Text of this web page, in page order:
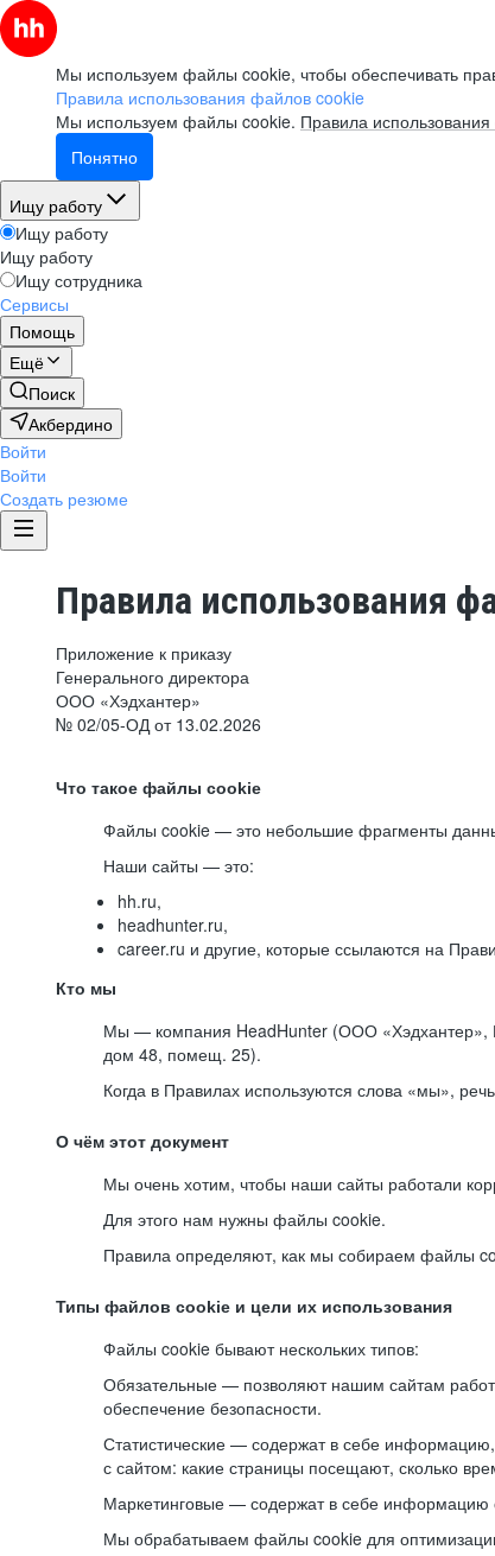
Мы используем файлы cookie, чтобы обеспечивать
Правила использования файлов cookie
Мы используем файлы cookie. Правила
Понятно
Ищу работу
Ищу работу
Ищу работу
Ищу сотрудника
Сервисы
Помощь
Ещё
Поиск
Акбердино
Войти
Войти
Создать резюме
Правила использования
Приложение к приказу
Генерального директора
ООО «Хэдхантер»
№ 02/05-ОД от 13.02.2026
Что такое файлы cookie
Файлы cookie — это небольшие фрагменты
Наши сайты — это:
hh.ru,
headhunter.ru,
career.ru и другие, которые ссылаются на
Кто мы
Мы — компания HeadHunter (ООО «Хэдхантер»,
дом 48, помещ. 25).
Когда в Правилах используются слова «мы»,
О чём этот документ
Мы очень хотим, чтобы наши сайты работали
Для этого нам нужны файлы cookie.
Правила определяют, как мы собираем файлы
Типы файлов cookie и цели их использования
Файлы cookie бывают нескольких типов:
Обязательные — позволяют нашим сайтам
обеспечение безопасности.
Статистические — содержат в себе
с сайтом: какие страницы посещают, сколько
Маркетинговые — содержат в себе
Мы обрабатываем файлы cookie для